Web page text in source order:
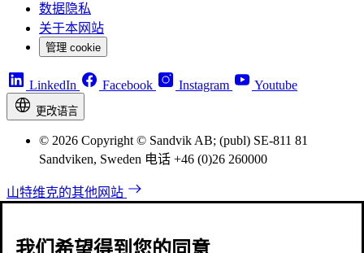
数据隐私
关于本网站
管理 cookie
LinkedIn Facebook Instagram Youtube
更改语言
© 2026 Copyright © Sandvik AB; (publ) SE-811 81
Sandviken, Sweden 电话 +46 (0)26 260000
山特维克的其他网站
我们希望得到您的同意